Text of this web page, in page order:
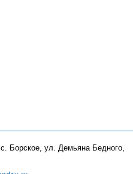
Борское, ул. Демьяна Бедного,